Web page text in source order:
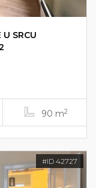
SRCU
90 m2
#ID 42727